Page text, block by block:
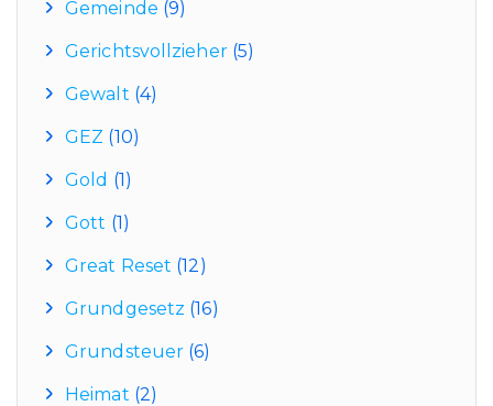
Gemeinde (9)
Gerichtsvollzieher(5)
Gewalt (4)
GEZ (10)
Gold (1)
Gott (1)
Great Reset (12)
Grundgesetz (16)
Grundsteuer (6)
Heimat (2)